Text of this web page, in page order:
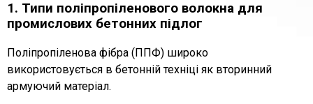
1. Типи поліпропіленового волокна для
промислових бетонних підлог
Поліпропіленова фібра (ППФ) широко
використовується в бетонній техніці як вторинний
армуючий матеріал.